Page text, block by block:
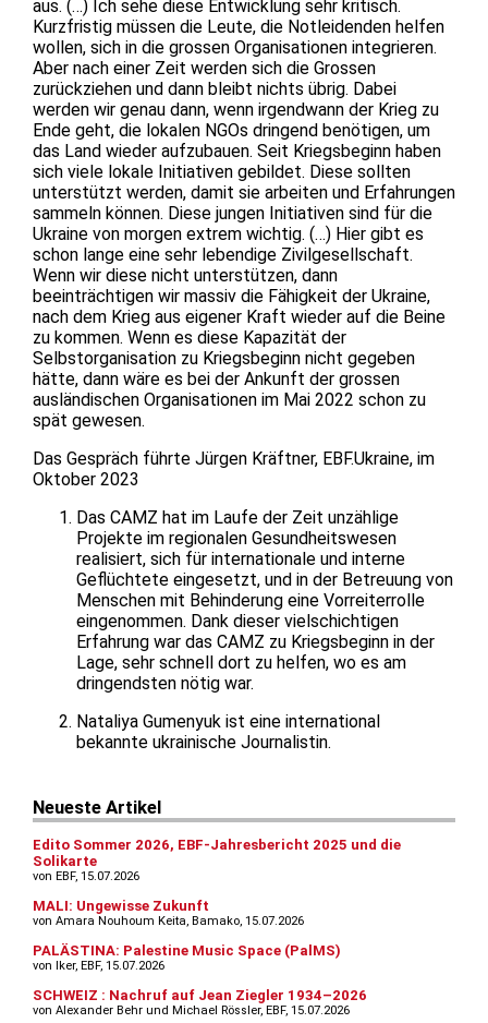
aus. (…) Ich sehe diese Entwicklung sehr kritisch.
Kurzfristig müssen die Leute, die Notleidenden helfen
wollen, sich in die grossen Organisationen integrieren.
Aber nach einer Zeit werden sich die Grossen
zurückziehen und dann bleibt nichts übrig. Dabei
werden wir genau dann, wenn irgendwann der Krieg zu
Ende geht, die lokalen NGOs dringend benötigen, um
das Land wieder aufzubauen. Seit Kriegsbeginn haben
sich viele lokale Initiativen gebildet. Diese sollten
unterstützt werden, damit sie arbeiten und Erfahrungen
sammeln können. Diese jungen Initiativen sind für die
Ukraine von morgen extrem wichtig. (…) Hier gibt es
schon lange eine sehr lebendige Zivilgesellschaft.
Wenn wir diese nicht unterstützen, dann
beeinträchtigen wir massiv die Fähigkeit der Ukraine,
nach dem Krieg aus eigener Kraft wieder auf die Beine
zu kommen. Wenn es diese Kapazität der
Selbstorganisation zu Kriegsbeginn nicht gegeben
hätte, dann wäre es bei der Ankunft der grossen
ausländischen Organisationen im Mai 2022 schon zu
spät gewesen.
Das Gespräch führte Jürgen Kräftner, EBF.Ukraine, im
Oktober 2023
Das CAMZ hat im Laufe der Zeit unzählige
Projekte im regionalen Gesundheitswesen
realisiert, sich für internationale und interne
Geflüchtete eingesetzt, und in der Betreuung von
Menschen mit Behinderung eine Vorreiterrolle
eingenommen. Dank dieser vielschichtigen
Erfahrung war das CAMZ zu Kriegsbeginn in der
Lage, sehr schnell dort zu helfen, wo es am
dringendsten nötig war.
Nataliya Gumenyuk ist eine international
bekannte ukrainische Journalistin.